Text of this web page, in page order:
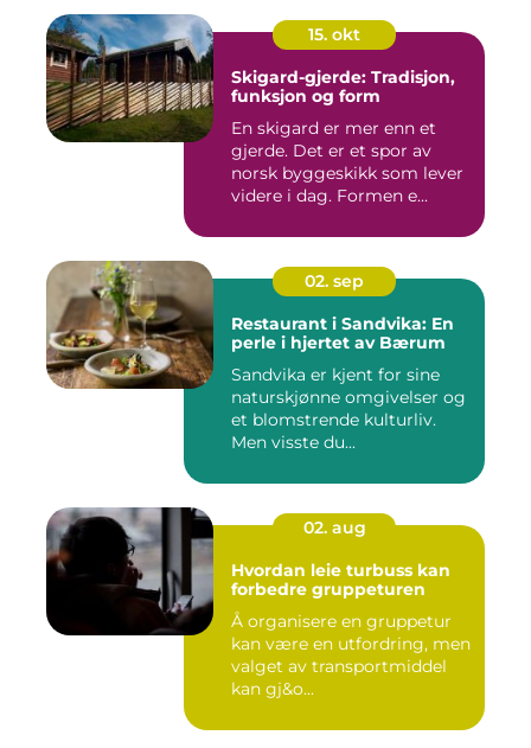
15. okt
Skigard-gjerde: Tradisjon,
funksjon og form
En skigard er mer enn et
gjerde. Det er et spor av
norsk byggeskikk som lever
videre i dag. Formen e...
02. sep
Restaurant i Sandvika: En
perle i hjertet av Bærum
Sandvika er kjent for sine
naturskjønne omgivelser og
et blomstrende kulturliv.
Men visste du...
02. aug
Hvordan leie turbuss kan
forbedre gruppeturen
Å organisere en gruppetur
kan være en utfordring, men
valget av transportmiddel
kan gj&o...